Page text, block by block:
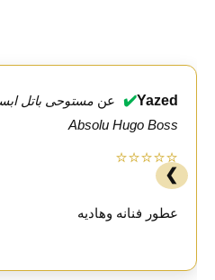
Yazed
✔️ عن
Absolu Hugo Boss
⭐⭐⭐⭐⭐
عطور فنانه وهاديه
❯